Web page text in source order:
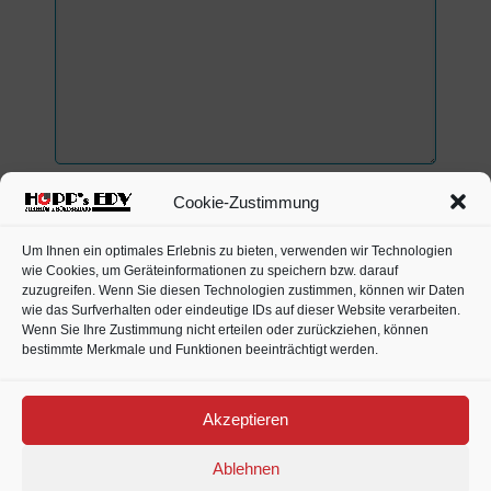
Cookie-Zustimmung
Um Ihnen ein optimales Erlebnis zu bieten, verwenden wir Technologien
wie Cookies, um Geräteinformationen zu speichern bzw. darauf
zuzugreifen. Wenn Sie diesen Technologien zustimmen, können wir Daten
wie das Surfverhalten oder eindeutige IDs auf dieser Website verarbeiten.
Wenn Sie Ihre Zustimmung nicht erteilen oder zurückziehen, können
bestimmte Merkmale und Funktionen beeinträchtigt werden.
Akzeptieren
Ablehnen
Gutscheincode (falls vorhanden) eingeben
Datenschutzerklärung DSGVO
Um dieses Kontaktformular versenden zu können,
müssen Sie unserenDatenschutzerklärung DSGVO
diesem Formular nur speichern, soweit eine geschäftliche
Beziehung zustande kommt. Infos und Nachrichten
werden sporadisch spätestens ein Mal pro Monat